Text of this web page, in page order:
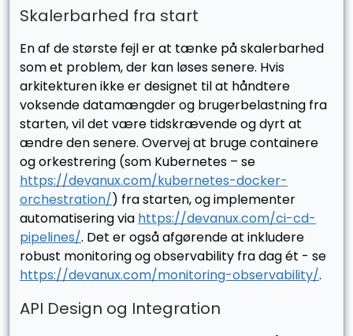
Skalerbarhed fra start
En af de største fejl er at tænke på skalerbarhed
som et problem, der kan løses senere. Hvis
arkitekturen ikke er designet til at håndtere
voksende datamængder og brugerbelastning fra
starten, vil det være tidskrævende og dyrt at
ændre den senere. Overvej at bruge containere
og orkestrering (som Kubernetes – se
https://devanux.com/kubernetes-docker-
orchestration/) fra starten, og implementer
automatisering via https://devanux.com/ci-cd-
pipelines/. Det er også afgørende at inkludere
robust monitoring og observability fra dag ét - se
https://devanux.com/monitoring-observability/.
API Design og Integration